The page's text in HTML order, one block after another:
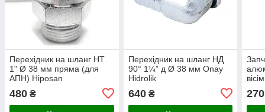
Перехідник на шланг НТ
1" Ø 38 мм пряма (для
АПН) Hiposan
480 ₴
Перехідник на шланг НД
90° 1¼” д Ø 38 мм Onay
Hidrolik
640₴ 270